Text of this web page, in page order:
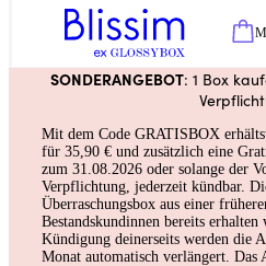
SONDERANGEBOT: 1 Box
Mit dem Code GRATISBOX
für 35,90 € und zusätzlich eine
zum 31.08.2026 oder solange der
Verpflichtung, jederzeit kündbar.
Überraschungsbox aus einer
Bestandskundinnen bereits erhalten
Kündigung deinerseits werden die
Monat automatisch verlängert. Das